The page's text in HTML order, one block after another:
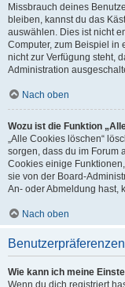
Missbrauch deines
bleiben, kannst du das
auswählen. Dies ist nicht
Computer, zum Beispiel in
nicht zur Verfügung steht,
Administration
Nach oben
Wozu ist die Funktion
„Alle Cookies löschen“
sorgen, dass du im Forum
Cookies einige
sie von der Board-
An- oder Abmeldung hast,
Nach oben
Wie kann ich meine
Wenn du dich registriert